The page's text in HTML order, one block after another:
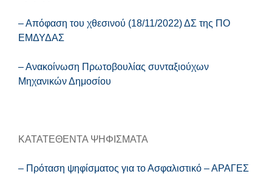
– Απόφαση του χθεσινού (18/11/2022) ΔΣ της ΠΟ
ΕΜΔΥΔΑΣ
– Ανακοίνωση Πρωτοβουλίας συνταξιούχων
Μηχανικών Δημοσίου
ΚΑΤΑΤΕΘΕΝΤΑ ΨΗΦΙΣΜΑΤΑ
– Πρόταση ψηφίσματος για το Ασφαλιστικό – ΑΡΑΓΕΣ